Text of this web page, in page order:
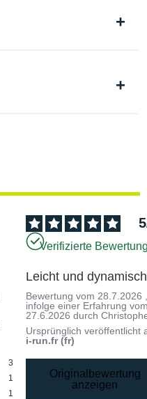
3
1
1
5
Verifizierte
Leicht und
Bewertung vom 28.7.2026
infolge einer Erfahrung
27.6.2026 durch
Ursprünglich veröffentlicht
i-run.fr (fr)
Originalbewertung
anzeigen